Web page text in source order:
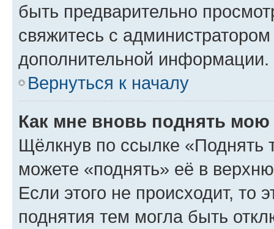
быть предварительно
свяжитесь с
дополнительной информации.
Вернуться к началу
Как мне вновь поднять мою
Щёлкнув по ссылке «Поднять
можете «поднять» её в
Если этого не происходит, то
поднятия тем могла быть